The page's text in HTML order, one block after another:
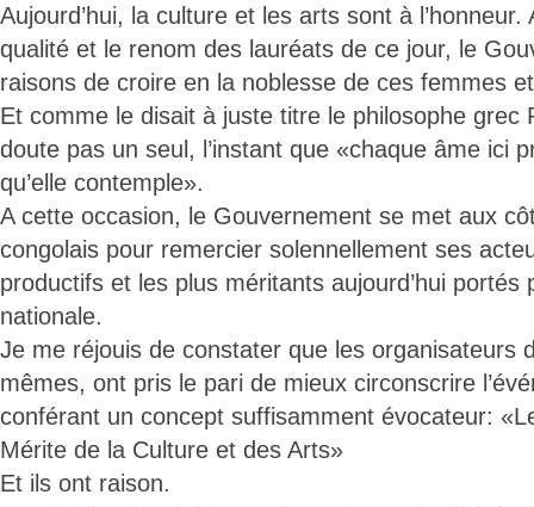
Aujourd’hui, la culture et les arts sont à
qualité et le renom des lauréats de ce jour, le
raisons de croire en la noblesse de ces femmes
Et comme le disait à juste titre le philosophe grec
doute pas un seul, l’instant que «chaque âme ici
qu’elle contemple».
A cette occasion, le Gouvernement se met aux
congolais pour remercier solennellement ses
productifs et les plus méritants aujourd’hui portés
nationale.
Je me réjouis de constater que les organisateurs
mêmes, ont pris le pari de mieux circonscrire
conférant un concept suffisamment évocateur:
Mérite de la Culture et des Arts»
Et ils ont raison.